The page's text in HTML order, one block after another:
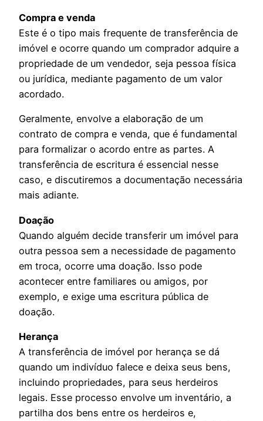
Compra e venda
Este é o tipo mais frequente de transferência de
imóvel e ocorre quando um comprador adquire a
propriedade de um vendedor, seja pessoa física
ou jurídica, mediante pagamento de um valor
acordado.
Geralmente, envolve a elaboração de um
contrato de compra e venda, que é fundamental
para formalizar o acordo entre as partes. A
transferência de escritura é essencial nesse
caso, e discutiremos a documentação necessária
mais adiante.
Doação
Quando alguém decide transferir um imóvel para
outra pessoa sem a necessidade de pagamento
em troca, ocorre uma doação. Isso pode
acontecer entre familiares ou amigos, por
exemplo, e exige uma escritura pública de
doação.
Herança
A transferência de imóvel por herança se dá
quando um indivíduo falece e deixa seus bens,
incluindo propriedades, para seus herdeiros
legais. Esse processo envolve um inventário, a
partilha dos bens entre os herdeiros e,